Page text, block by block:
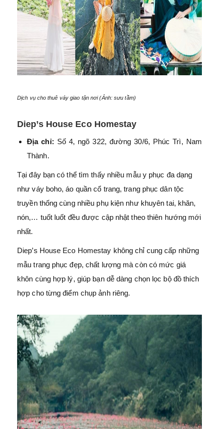
Dịch vụ cho thuê váy giao tận nơi (Ảnh: sưu tầm)
Diep’s House Eco Homestay
Địa chỉ: Số 4, ngõ 322, đường 30/6, Phúc Trì, Nam
Thành.
Tại đây bạn có thể tìm thấy nhiều mẫu y phục đa dạng
như váy boho, áo quần cổ trang, trang phục dân tộc
truyền thống cùng nhiều phụ kiện như khuyên tai, khăn,
nón,… tuốt luốt đều được cập nhật theo thiên hướng mới
nhất.
Diep’s House Eco Homestay không chỉ cung cấp những
mẫu trang phục đẹp, chất lượng mà còn có mức giá
khôn cùng hợp lý, giúp bạn dễ dàng chọn lọc bộ đồ thích
hợp cho từng điểm chụp ảnh riêng.